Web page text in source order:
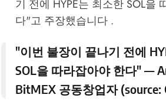
기 전에 HYPE는 최소한 SOL을
다"고 주장했습니다 .
"이번 불장이 끝나기 전에
SOL을 따라잡아야 한다" —
BitMEX 공동창업자 (source: